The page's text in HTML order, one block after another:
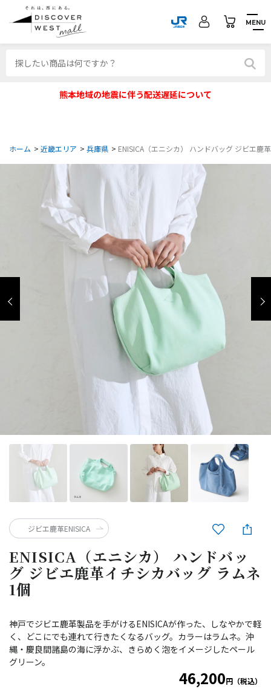
MENU
熊本地域の地震に伴う配送遅延について
ホーム > 近畿エリア > 兵庫県 > ENISICA（エニシカ） ハンドバッグ ジビエ鹿
ENISICA（エニシカ） ハンドバッ
グ ジビエ鹿革イチシカバッグ ラムネ
1個
神戸でジビエ鹿革製品を手がけるENISICAが作った、しなやかで軽
く、どこにでも連れて行きたくなるバッグ。カラーはラムネ。沖
縄・慶良間諸島の海に浮かぶ、きらめく泡をイメージしたペール
グリーン。
46,200円（税込）
ジビエ鹿革ENISICA